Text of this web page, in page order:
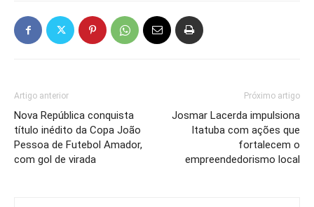
Artigo anterior
Nova República conquista
título inédito da Copa João
Pessoa de Futebol Amador,
com gol de virada
Próximo artigo
Josmar Lacerda impulsiona
Itatuba com ações que
fortalecem o
empreendedorismo local